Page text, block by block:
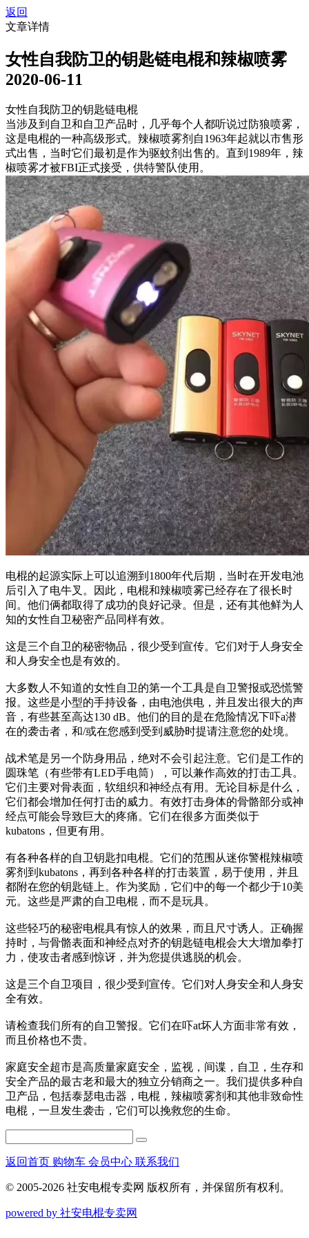
返回
文章详情
女性自我防卫的钥匙链电棍和辣椒喷雾
2020-06-11
女性自我防卫的钥匙链电棍
当涉及到自卫和自卫产品时，几乎每个人都听说过防狼喷雾，
这是电棍的一种高级形式。辣椒喷雾剂自1963年起就以市售形
式出售，当时它们最初是作为驱蚊剂出售的。直到1989年，辣
椒喷雾才被FBI正式接受，供特警队使用。
电棍的起源实际上可以追溯到1800年代后期，当时在开发电池
后引入了电牛叉。因此，电棍和辣椒喷雾已经存在了很长时
间。他们俩都取得了成功的良好记录。但是，还有其他鲜为人
知的女性自卫秘密产品同样有效。
这是三个自卫的秘密物品，很少受到宣传。它们对于人身安全
和人身安全也是有效的。
大多数人不知道的女性自卫的第一个工具是自卫警报或恐慌警
报。这些是小型的手持设备，由电池供电，并且发出很大的声
音，有些甚至高达130 dB。他们的目的是在危险情况下吓a潜
在的袭击者，和/或在您感到受到威胁时提请注意您的处境。
战术笔是另一个防身用品，绝对不会引起注意。它们是工作的
圆珠笔（有些带有LED手电筒），可以兼作高效的打击工具。
它们主要对骨表面，软组织和神经点有用。无论目标是什么，
它们都会增加任何打击的威力。有效打击身体的骨骼部分或神
经点可能会导致巨大的疼痛。它们在很多方面类似于
kubatons，但更有用。
有各种各样的自卫钥匙扣电棍。它们的范围从迷你警棍辣椒喷
雾剂到kubatons，再到各种各样的打击装置，易于使用，并且
都附在您的钥匙链上。作为奖励，它们中的每一个都少于10美
元。这些是严肃的自卫电棍，而不是玩具。
这些轻巧的秘密电棍具有惊人的效果，而且尺寸诱人。正确握
持时，与骨骼表面和神经点对齐的钥匙链电棍会大大增加拳打
力，使攻击者感到惊讶，并为您提供逃脱的机会。
这是三个自卫项目，很少受到宣传。它们对人身安全和人身安
全有效。
请检查我们所有的自卫警报。它们在吓at坏人方面非常有效，
而且价格也不贵。
家庭安全超市是高质量家庭安全，监视，间谍，自卫，生存和
安全产品的最古老和最大的独立分销商之一。我们提供多种自
卫产品，包括泰瑟电击器，电棍，辣椒喷雾剂和其他非致命性
电棍，一旦发生袭击，它们可以挽救您的生命。
返回首页 购物车 会员中心 联系我们
© 2005-2026 社安电棍专卖网 版权所有，并保留所有权利。
powered by 社安电棍专卖网